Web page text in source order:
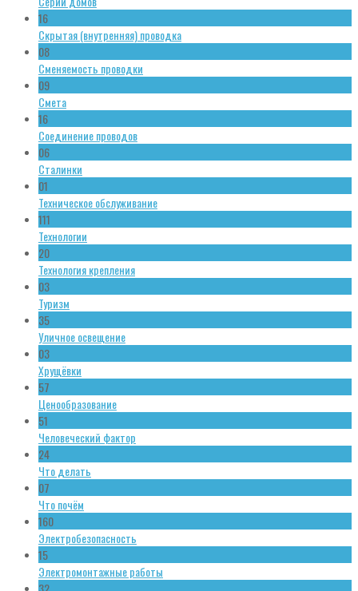
16
Скрытая (внутренняя) проводка
08
Сменяемость проводки
09
Смета
16
Соединение проводов
06
Сталинки
01
Техническое обслуживание
111
Технологии
20
Технология крепления
03
Туризм
35
Уличное освещение
03
Хрущёвки
57
Ценообразование
51
Человеческий фактор
24
Что делать
07
Что почём
160
Электробезопасность
15
Электромонтажные работы